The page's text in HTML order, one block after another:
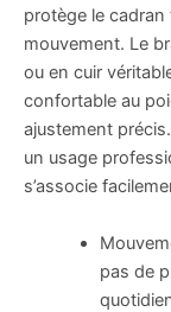
protège le
mouvement. Le
ou en cuir
confortable au
ajustement
un usage
s’associe
pas de